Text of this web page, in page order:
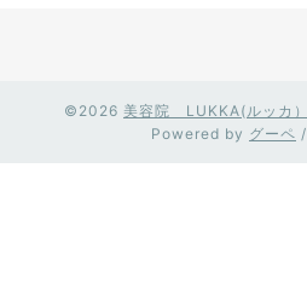
©2026 美容院 LUKKA(ルッカ）
Powered by グーペ /